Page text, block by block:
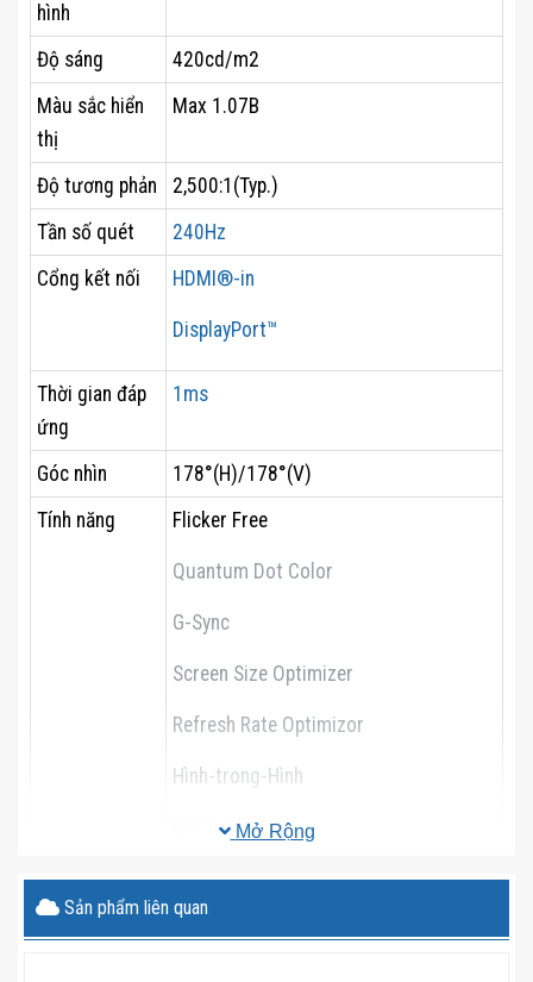
hình
Độ sáng
420cd/m2
Màu sắc hiển
thị
Max 1.07B
Độ tương phản
2,500:1(Typ.)
Tần số quét
240Hz
Cổng kết nối
HDMI®-in
DisplayPort™
Thời gian đáp
ứng
1ms
Góc nhìn
178°(H)/178°(V)
Tính năng
Flicker Free
Quantum Dot Color
G-Sync
Screen Size Optimizer
Refresh Rate Optimizor
Hình-trong-Hình
Off Timer Plus
Black Equalizer
Mở Rộng
Sản phẩm liên quan